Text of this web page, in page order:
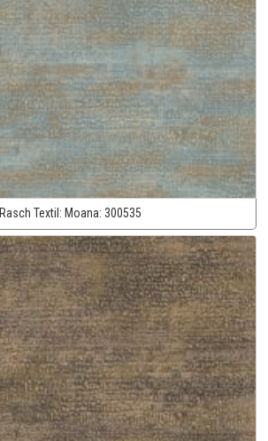
Rasch Textil: Moana: 300535